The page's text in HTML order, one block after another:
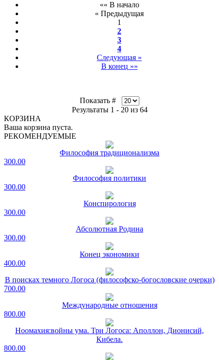
«« В начало
« Предыдущая
1
2
3
4
Следующая »
В конец »»
Показать #
Результаты 1 - 20 из 64
КОРЗИНА
Ваша корзина пуста.
РЕКОМЕНДУЕМЫЕ
Философия традиционализма
300.00
Философия политики
300.00
Конспирология
300.00
Абсолютная Родина
300.00
Конец экономики
400.00
В поисках темного Логоса (философско-богословские очерки)
700.00
Международные отношения
800.00
Ноомахия:войны ума. Три Логоса: Аполлон, Дионисий,
Кибела.
800.00